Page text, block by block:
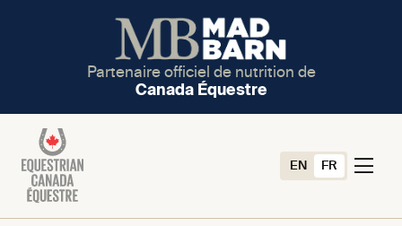
Partenaire officiel de nutrition de
Canada Équestre
EN FR